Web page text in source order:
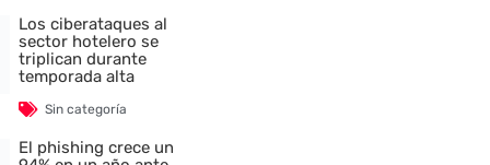
Los ciberataques al
sector hotelero se
triplican durante
temporada alta
Sin categoría
El phishing crece un